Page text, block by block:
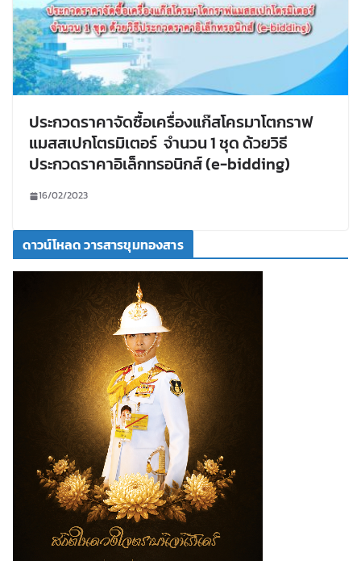
ประกวดราคาจัดซื้อเครื่องแก๊สโครมาโตกราฟ
แมสสเปกโตรมิเตอร์ จำนวน 1 ชุด ด้วยวิธี
ประกวดราคาอิเล็กทรอนิกส์ (e-bidding)
16/02/2023
ดาวน์โหลด วารสารขุมทองสาร